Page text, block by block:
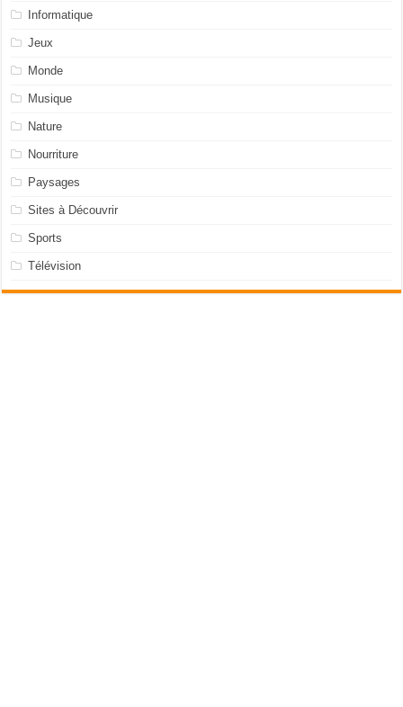
Informatique
Jeux
Monde
Musique
Nature
Nourriture
Paysages
Sites à Découvrir
Sports
Télévision